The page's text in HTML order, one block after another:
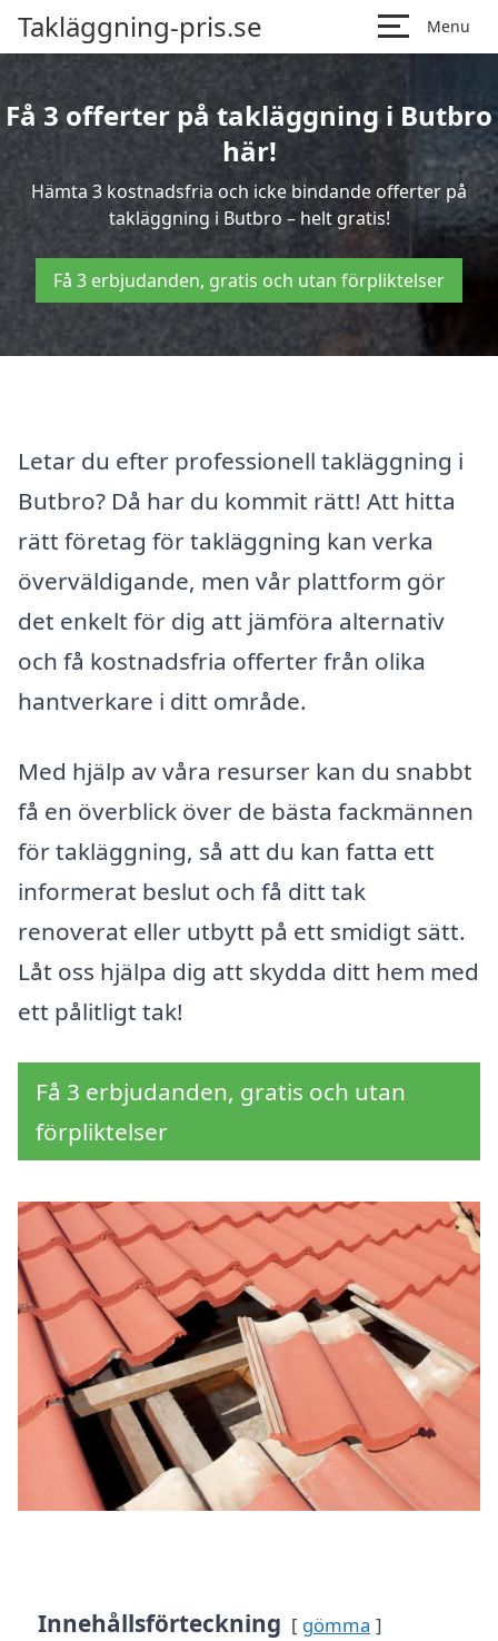
Takläggning-pris.se Menu
Få 3 offerter på takläggning i Butbro
här!
Hämta 3 kostnadsfria och icke bindande offerter på
takläggning i Butbro – helt gratis!
Få 3 erbjudanden, gratis och utan förpliktelser
Letar du efter professionell takläggning i
Butbro? Då har du kommit rätt! Att hitta
rätt företag för takläggning kan verka
överväldigande, men vår plattform gör
det enkelt för dig att jämföra alternativ
och få kostnadsfria offerter från olika
hantverkare i ditt område.
Med hjälp av våra resurser kan du snabbt
få en överblick över de bästa fackmännen
för takläggning, så att du kan fatta ett
informerat beslut och få ditt tak
renoverat eller utbytt på ett smidigt sätt.
Låt oss hjälpa dig att skydda ditt hem med
ett pålitligt tak!
Få 3 erbjudanden, gratis och utan
förpliktelser
Innehållsförteckning gömma